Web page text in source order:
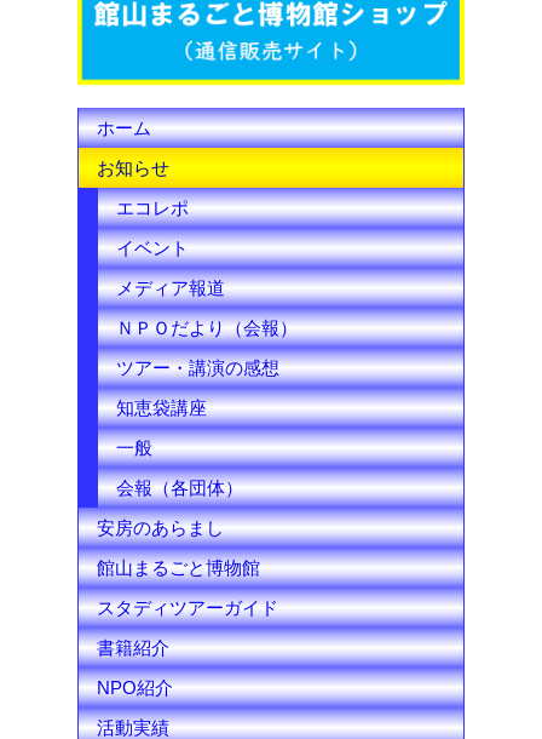
C
h
a
n
e
l
ホーム
お知らせ
エコレポ
イベント
メディア報道
ＮＰＯだより（会報）
ツアー・講演の感想
知恵袋講座
一般
会報（各団体）
安房のあらまし
館山まるごと博物館
スタディツアーガイド
書籍紹介
NPO紹介
活動実績